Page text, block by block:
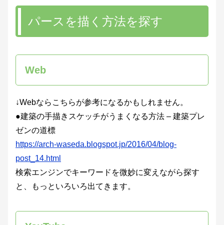
パースを描く方法を探す
Web
↓Webならこちらが参考になるかもしれません。
●建築の手描きスケッチがうまくなる方法 – 建築プレ
ゼンの道標
https://arch-waseda.blogspot.jp/2016/04/blog-
post_14.html
検索エンジンでキーワードを微妙に変えながら探す
と、もっといろいろ出てきます。